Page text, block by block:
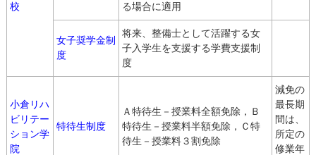
校
る場合に適用
女子奨学金制
度
将来、整備士として活躍する女
子入学生を支援する学費支援制
度
小倉リハ
ビリテー
ション学
院
特待生制度
Ａ特待生－授業料全額免除，Ｂ
特待生－授業料半額免除，Ｃ特
待生－授業料３割免除
減免の
最長期
間は、
所定の
修業年